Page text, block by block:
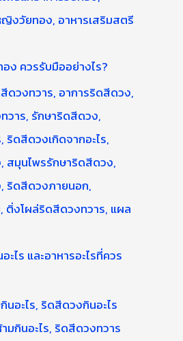
ง ควรรับมืออย่างไร?
ไร และอาหารอะไรที่ควร